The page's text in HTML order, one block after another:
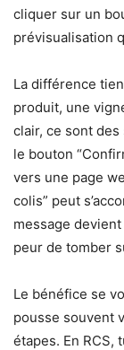
cliquer sur un
prévisualisation
La différence
produit, une
clair, ce sont
le bouton
vers une page
colis” peut
message
peur de tomber
Le bénéfice se
pousse souvent
étapes. En RCS,